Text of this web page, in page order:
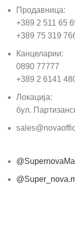
Продавница:
+389 2 511 65
+389 75 319
Канцеларии:
0890 77777
+389 2 6141
Локација:
бул.